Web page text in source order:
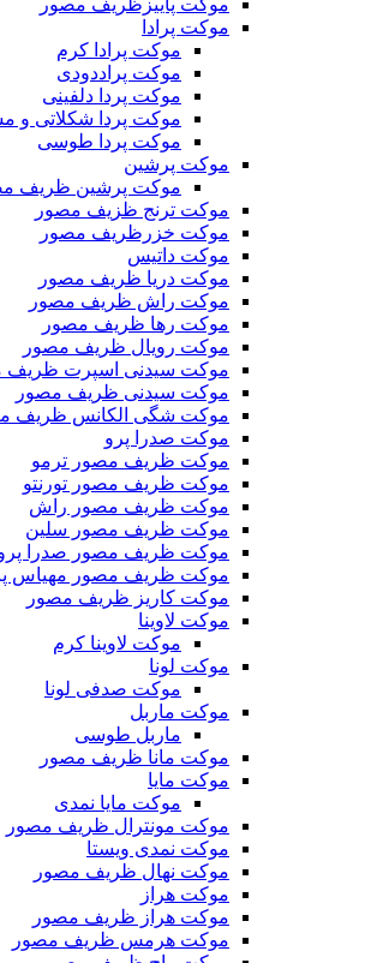
موکت پاییزظریف مصور
موکت پرادا
موکت پرادا کرم
موکت پراددودی
موکت پردا دلفینی
موکت پردا شکلاتی و
موکت پردا طوسی
موکت پرشین
موکت پرشین ظریف
موکت ترنج ظزیف مصور
موکت خزرظریف مصور
موکت داتیس
موکت دریا ظریف مصور
موکت راش ظریف مصور
موکت رها ظریف مصور
موکت رویال ظریف مصور
موکت سیدنی اسپرت ظریف
موکت سیدنی ظریف مصور
موکت شگی الکانس ظریف
موکت صدرا پرو
موکت ظریف مصور ترمو
موکت ظریف مصور تورنتو
موکت ظریف مصور راش
موکت ظریف مصور سلین
موکت ظریف مصور صدرا
موکت ظریف مصور مهیاس
موکت کاریز ظریف مصور
موکت لاوینا
موکت لاوینا کرم
موکت لونا
موکت صدفی لونا
موکت ماربل
ماربل طوسی
موکت مانا ظریف مصور
موکت مایا
موکت مایا نمدی
موکت مونترال ظریف مصور
موکت نمدی ویستا
موکت نهال ظریف مصور
موکت هراز
موکت هراز ظریف مصور
موکت هرمس ظریف مصور